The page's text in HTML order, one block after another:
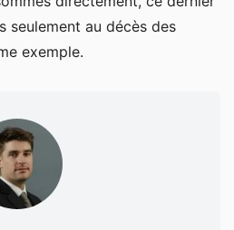
seulement au décès des
exemple.